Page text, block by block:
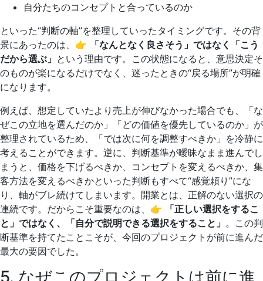
自分たちのコンセプトと合っているのか
といった“判断の軸”を整理していったタイミングです。その背
景にあったのは、👉
「なんとなく良さそう」ではなく「こう
だから選ぶ」 という理由です。この状態になると、意思決定そ
のものが楽になるだけでなく、迷ったときの“戻る場所”が明確
になります。
例えば、想定していたより売上が伸びなかった場合でも、「な
ぜこの立地を選んだのか」「どの価値を優先しているのか」が
整理されているため、「では次に何を調整すべきか」を冷静に
考えることができます。逆に、判断基準が曖昧なまま進んでし
まうと、価格を下げるべきか、コンセプトを変えるべきか、集
客方法を変えるべきかといった判断もすべて“感覚頼り”にな
り、軸がブレ続けてしまいます。開業とは、正解のない選択の
連続です。だからこそ重要なのは、👉
「正しい選択をするこ
と」ではなく、「自分で説明できる選択をすること」 。この判
断基準を持てたことこそが、今回のプロジェクトが前に進んだ
最大の要因でした。